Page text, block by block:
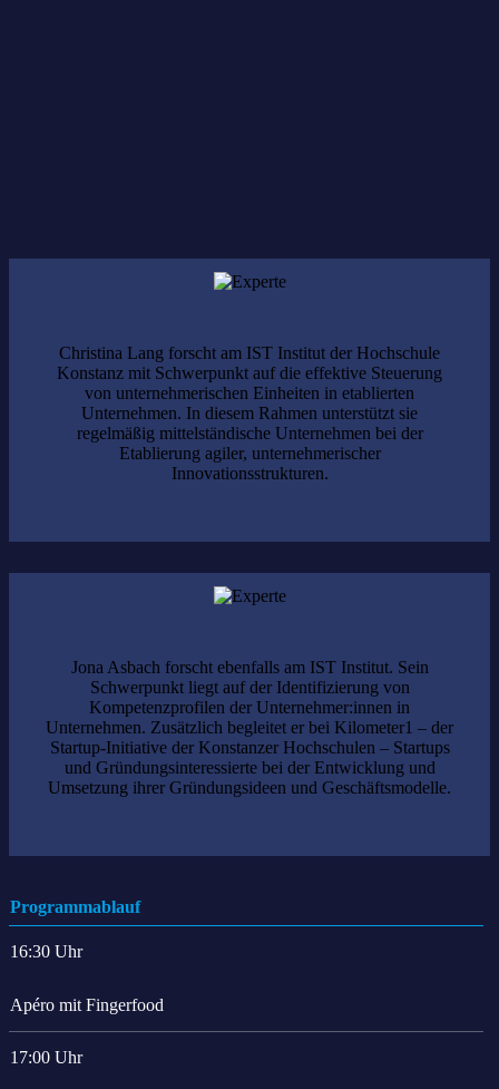
Christina Lang forscht am IST Institut der Hochschule
Konstanz mit Schwerpunkt auf die effektive Steuerung
von unternehmerischen Einheiten in etablierten
Unternehmen. In diesem Rahmen unterstützt sie
regelmäßig mittelständische Unternehmen bei der
Etablierung agiler, unternehmerischer
Innovationsstrukturen.
Jona Asbach forscht ebenfalls am IST Institut. Sein
Schwerpunkt liegt auf der Identifizierung von
Kompetenzprofilen der Unternehmer:innen in
Unternehmen. Zusätzlich begleitet er bei Kilometer1 – der
Startup-Initiative der Konstanzer Hochschulen – Startups
und Gründungsinteressierte bei der Entwicklung und
Umsetzung ihrer Gründungsideen und Geschäftsmodelle.
Programmablauf
16:30 Uhr
Apéro mit Fingerfood
17:00 Uhr